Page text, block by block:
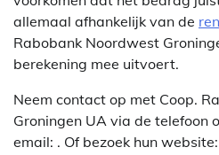
allemaal afhankelijk van de
Rabobank Noordwest
berekening mee uitvoert.
Neem contact op met Coop.
Groningen UA via de telefoon
email: . Of bezoek hun website: